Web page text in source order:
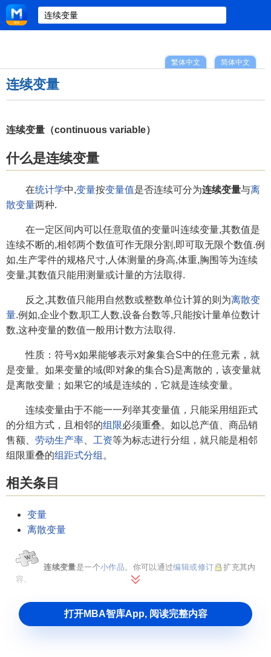
简体中文
繁体中文
连续变量
连续变量（continuous variable）
什么是连续变量
在统计学中,变量按变量值是否连续可分为连续变量与离
散变量两种.
在一定区间内可以任意取值的变量叫连续变量,其数值是
连续不断的,相邻两个数值可作无限分割,即可取无限个数值.例
如,生产零件的规格尺寸,人体测量的身高,体重,胸围等为连续
变量,其数值只能用测量或计量的方法取得.
反之,其数值只能用自然数或整数单位计算的则为离散变
量.例如,企业个数,职工人数,设备台数等,只能按计量单位数计
数,这种变量的数值一般用计数方法取得.
性质：符号x如果能够表示对象集合S中的任意元素，就
是变量。如果变量的域(即对象的集合S)是离散的，该变量就
是离散变量；如果它的域是连续的，它就是连续变量。
连续变量由于不能一一列举其变量值，只能采用组距式
的分组方式，且相邻的组限必须重叠。如以总产值、商品销
售额、 劳动生产率 工资等为标志进行分组，就只能是相邻
组限重叠的组距式分组 。
相关条目
变量
离散变量
连续变量是一个小作品 。你可以通过编辑或修订
扩充其内
容。
打开MBA智库App, 阅读完整内容